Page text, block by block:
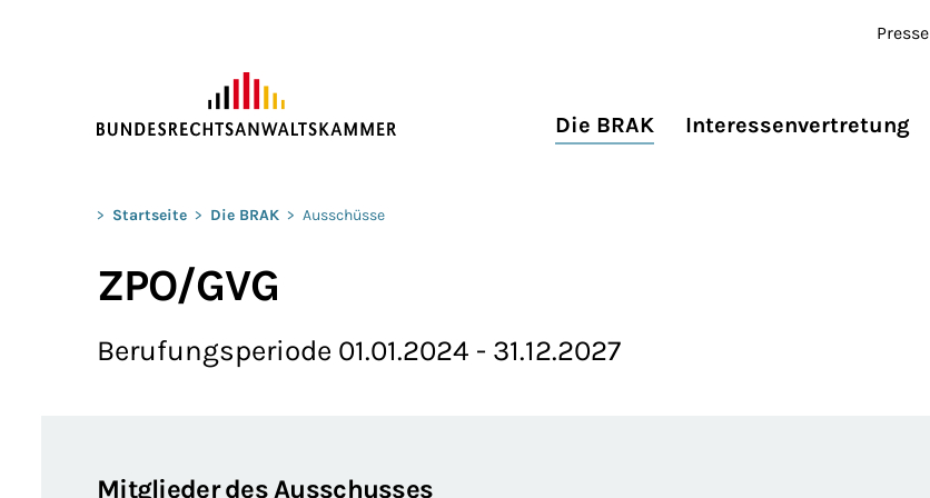
Presse
Die BRAK Interessenvertretung
Sie befinden sich hier:
> Startseite > Die BRAK > Ausschüsse
ZPO/GVG
Berufungsperiode 01.01.2024 - 31.12.2027
Mitglieder des Ausschusses